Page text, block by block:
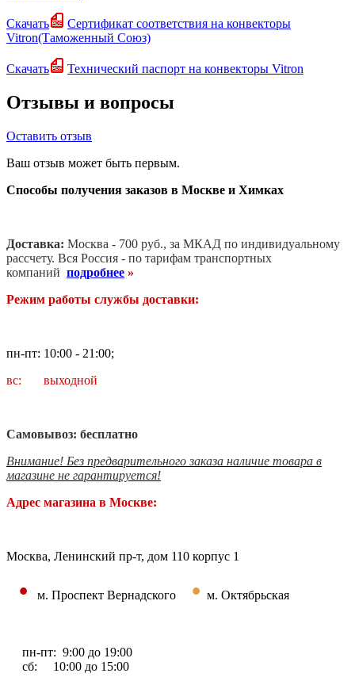
Скачать
Сертификат соответствия на конвекторы
Vitron(Таможенный Союз)
Скачать Технический паспорт на конвекторы Vitron
Отзывы и вопросы
Оставить отзыв
Ваш отзыв может быть первым.
Способы получения заказов в Москве и Химках
Доставка: Москва - 700 руб., за МКАД по индивидуальному
рассчету. Вся Россия - по тарифам транспортных
компаний подробнее »
Режим работы службы доставки:
пн-пт: 10:00 - 21:00;
вс: выходной
Самовывоз: бесплатно
Внимание! Без предварительного заказа наличие товара в
магазине не гарантируется!
Адрес магазина в Москве:
Москва, Ленинский пр-т, дом 110 корпус 1
• м. Проспект Вернадского • м. Октябрьская
пн-пт: 9:00 до 19:00
сб: 10:00 до 15:00